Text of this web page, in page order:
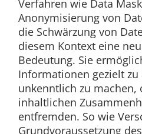
Verfahren wie Data
Anonymisierung von
die Schwärzung von
diesem Kontext eine
Bedeutung. Sie
Informationen gezielt
unkenntlich zu machen,
inhaltlichen
entfremden. So wie
Grundvoraussetzung